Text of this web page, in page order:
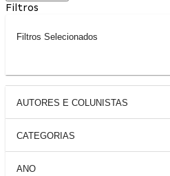
Filtros
Filtros Selecionados
AUTORES E COLUNISTAS
CATEGORIAS
ANO